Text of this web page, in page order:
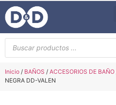
Inicio / BAÑOS / ACCESORIOS DE BAÑO
NEGRA DD-VALEN